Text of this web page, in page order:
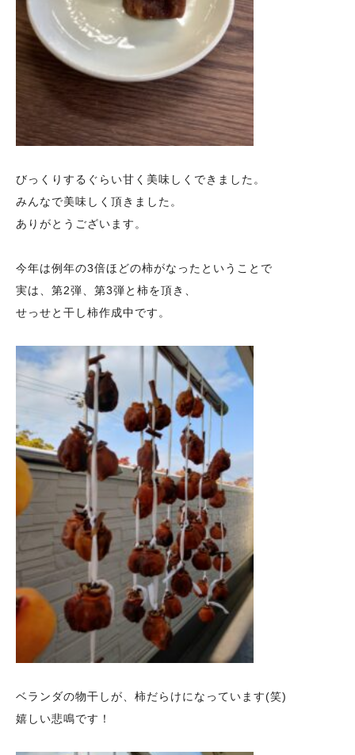
びっくりするぐらい甘く美味しくできました。
みんなで美味しく頂きました。
ありがとうございます。
今年は例年の3倍ほどの柿がなったということで
実は、第2弾、第3弾と柿を頂き、
せっせと干し柿作成中です。
ベランダの物干しが、柿だらけになっています(笑)
嬉しい悲鳴です！